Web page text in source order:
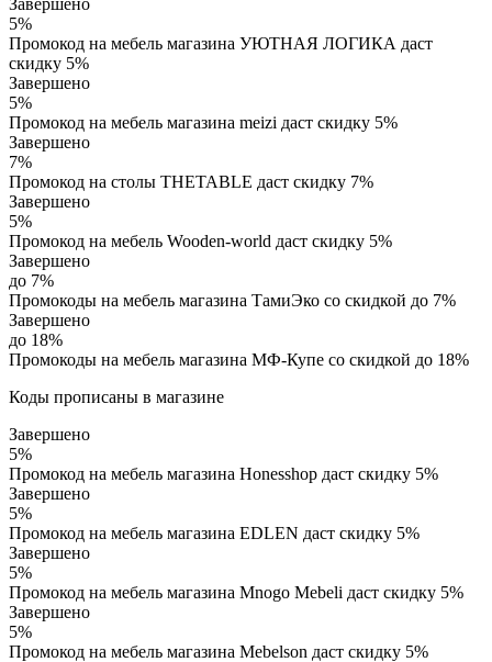
5%
Промокод на мебель магазина УЮТНАЯ ЛОГИКА даст
скидку 5%
Завершено
5%
Промокод на мебель магазина meizi даст скидку 5%
Завершено
7%
Промокод на столы THETABLE даст скидку 7%
Завершено
5%
Промокод на мебель Wooden-world даст скидку 5%
Завершено
до 7%
Промокоды на мебель магазина ТамиЭко со скидкой до 7%
Завершено
до 18%
Промокоды на мебель магазина МФ-Купе со скидкой до 18%
Коды прописаны в магазине
Завершено
5%
Промокод на мебель магазина Honesshop даст скидку 5%
Завершено
5%
Промокод на мебель магазина EDLEN даст скидку 5%
Завершено
5%
Промокод на мебель магазина Mnogo Mebeli даст скидку 5%
Завершено
5%
Промокод на мебель магазина Mebelson даст скидку 5%